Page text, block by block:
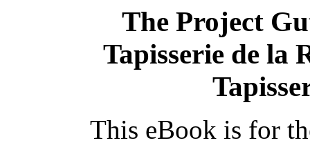
The Project
Tapisserie de la
This eBook is for